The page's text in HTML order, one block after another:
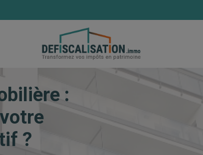
: comment optimiser votre investissement
:
?